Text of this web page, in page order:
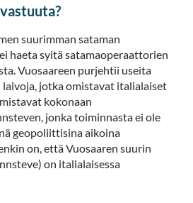
suurimman sataman
haeta syitä satamaoperaattorien
Vuosaareen purjehtii useita
jotka omistavat italialaiset
kokonaan
jonka toiminnasta ei ole
geopoliittisina aikoina
on, että Vuosaaren suurin
on italialaisessa